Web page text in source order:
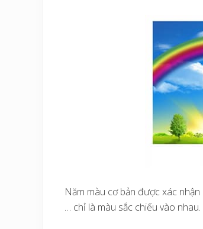
Năm màu cơ bản được xác
… chỉ là màu sắc chiếu vào nhau.